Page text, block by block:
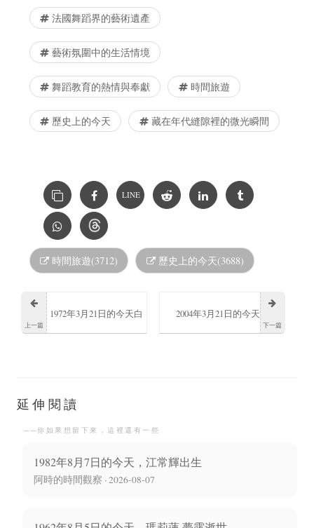
法國舞蹈界的藝術遺產
藝術氛圍中的生活情境
舞蹈教育的熱情與奉獻 時間旅遊
歷史上的今天 藏在年代縫隙裡的微光瞬間
LINE
時間旅遊(3712) 歷史上的今天(3688)
上一篇
1972年3月21日的今天白
下一篇
2004年3月21日的今天
延伸閱讀
──你如果想留下來，這裡還有一些
1982年8月7日的今天，江常輝出生
阿時的時間觀察 · 2026-08-07